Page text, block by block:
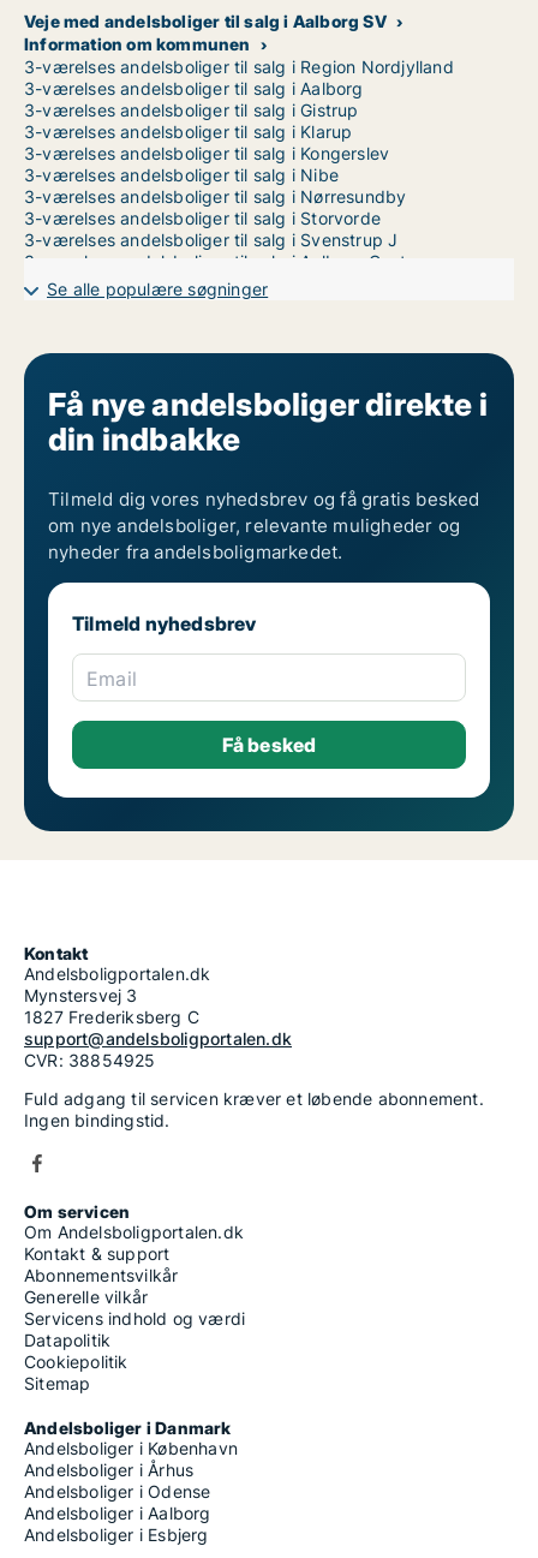
Veje med andelsboliger til salg i Aalborg SV
Information om kommunen
3-værelses andelsboliger til salg i Region Nordjylland
3-værelses andelsboliger til salg i Aalborg
3-værelses andelsboliger til salg i Gistrup
3-værelses andelsboliger til salg i Klarup
3-værelses andelsboliger til salg i Kongerslev
3-værelses andelsboliger til salg i Nibe
3-værelses andelsboliger til salg i Nørresundby
3-værelses andelsboliger til salg i Storvorde
3-værelses andelsboliger til salg i Svenstrup J
3-værelses andelsboliger til salg i Aalborg Centrum
3-værelses andelsboliger til salg i Aalborg SØ
3-værelses andelsboliger til salg i Aalborg Øst
Se alle populære søgninger
Få nye andelsboliger direkte i
din indbakke
Tilmeld dig vores nyhedsbrev og få gratis besked
om nye andelsboliger, relevante muligheder og
nyheder fra andelsboligmarkedet.
Tilmeld nyhedsbrev
Email
Kontakt
Andelsboligportalen.dk
Mynstersvej 3
1827 Frederiksberg C
support@andelsboligportalen.dk
CVR: 38854925
Fuld adgang til servicen kræver et løbende abonnement.
Ingen bindingstid.
Om servicen
Om Andelsboligportalen.dk
Kontakt & support
Abonnementsvilkår
Generelle vilkår
Servicens indhold og værdi
Datapolitik
Cookiepolitik
Sitemap
Andelsboliger i Danmark
Andelsboliger i København
Andelsboliger i Århus
Andelsboliger i Odense
Andelsboliger i Aalborg
Andelsboliger i Esbjerg